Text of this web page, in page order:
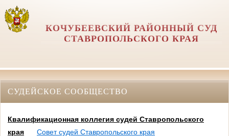
КОЧУБЕЕВСКИЙ РАЙОННЫЙ СУД
СТАВРОПОЛЬСКОГО КРАЯ
СУДЕЙСКОЕ СООБЩЕСТВО
Квалификационная коллегия судей Ставропольского
края
Совет судей Ставропольского края